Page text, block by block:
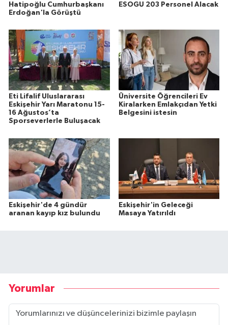
Hatipoğlu Cumhurbaşkanı
Erdoğan'la Görüştü
ESOGU 203 Personel Alacak
Eti Lifalif Uluslararası
Eskişehir Yarı Maratonu 15-
16 Ağustos’ta
Sporseverlerle Buluşacak
Üniversite Öğrencileri Ev
Kiralarken Emlakçıdan Yetki
Belgesini istesin
Eskişehir'de 4 gündür
aranan kayıp kız bulundu
Eskişehir'in Geleceği
Masaya Yatırıldı
Yorumlar